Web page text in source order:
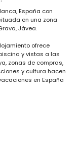
España con
en una zona
Jávea.
ofrece
y vistas a las
zonas de compras,
y cultura hacen
en España